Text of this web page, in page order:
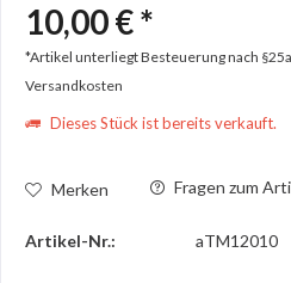
10,00 € *
*Artikel unterliegt Besteuerung nach §25a
Versandkosten
Dieses Stück ist bereits verkauft.
Merken Fragen zum
Artikel-Nr.: aTM12010